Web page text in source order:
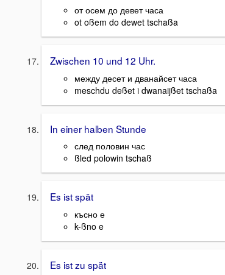
от осем до девет часа
ot oßem do dewet tschaßa
Zwischen 10 und 12 Uhr.
между десет и дванайсет часа
meschdu deßet i dwanaijßet tschaßa
In einer halben Stunde
след половин час
ßled polowin tschaß
Es ist spät
късно е
k-ßno e
Es ist zu spät